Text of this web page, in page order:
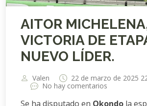
AITOR
VICTORIA DE
NUEVO LÍDER.
Valen
22 de marzo de 2025
No hay comentarios
Se ha disputado en Okondo la